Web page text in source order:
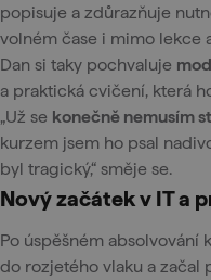
popisuje a zdůrazňuje
volném čase i mimo lekce
Dan si taky pochvaluje
a praktická cvičení, která
„Už se konečně nemusím
kurzem jsem ho psal
byl tragický,“ směje se.
Nový začátek v IT a
Po úspěšném absolvování
do rozjetého vlaku a začal